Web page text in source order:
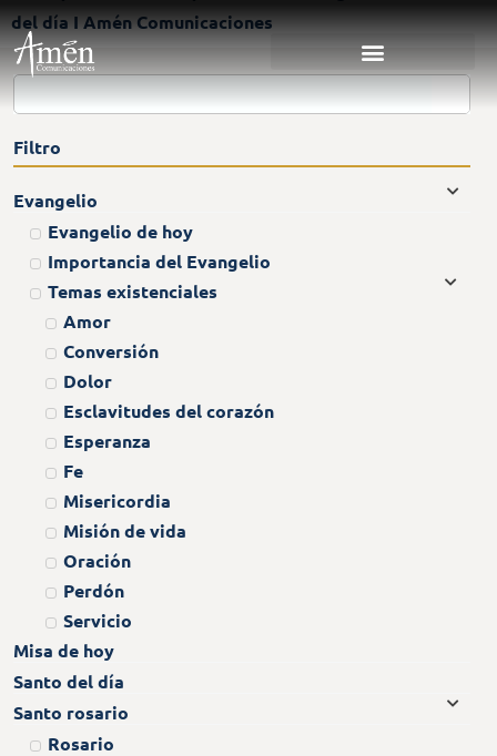
del día I Amén Comunicaciones
Filtro
Evangelio
Evangelio de hoy
Importancia del Evangelio
Temas existenciales
Amor
Conversión
Dolor
Esclavitudes del corazón
Esperanza
Fe
Misericordia
Misión de vida
Oración
Perdón
Servicio
Misa de hoy
Santo del día
Santo rosario
Rosario